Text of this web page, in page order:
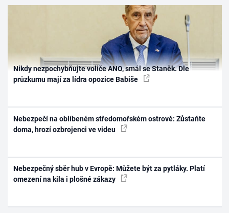
Nikdy nezpochybňujte voliče ANO, smál se Staněk. Dle
průzkumu mají za lídra opozice Babiše
Nebezpečí na oblíbeném středomořském ostrově: Zůstaňte
doma, hrozí ozbrojenci ve videu
Nebezpečný sběr hub v Evropě: Můžete být za pytláky. Platí
omezení na kila i plošné zákazy